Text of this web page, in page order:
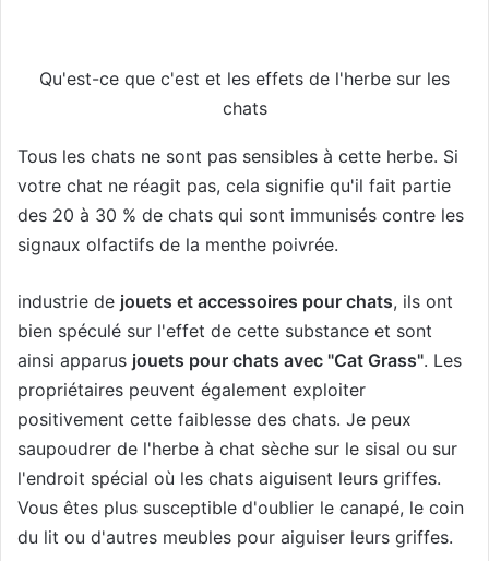
Qu'est-ce que c'est et les effets de l'herbe sur les
chats
Tous les chats ne sont pas sensibles à cette herbe. Si
votre chat ne réagit pas, cela signifie qu'il fait partie
des 20 à 30 % de chats qui sont immunisés contre les
signaux olfactifs de la menthe poivrée.
industrie de jouets et accessoires pour chats, ils ont
bien spéculé sur l'effet de cette substance et sont
ainsi apparus jouets pour chats avec "Cat Grass". Les
propriétaires peuvent également exploiter
positivement cette faiblesse des chats. Je peux
saupoudrer de l'herbe à chat sèche sur le sisal ou sur
l'endroit spécial où les chats aiguisent leurs griffes.
Vous êtes plus susceptible d'oublier le canapé, le coin
du lit ou d'autres meubles pour aiguiser leurs griffes.